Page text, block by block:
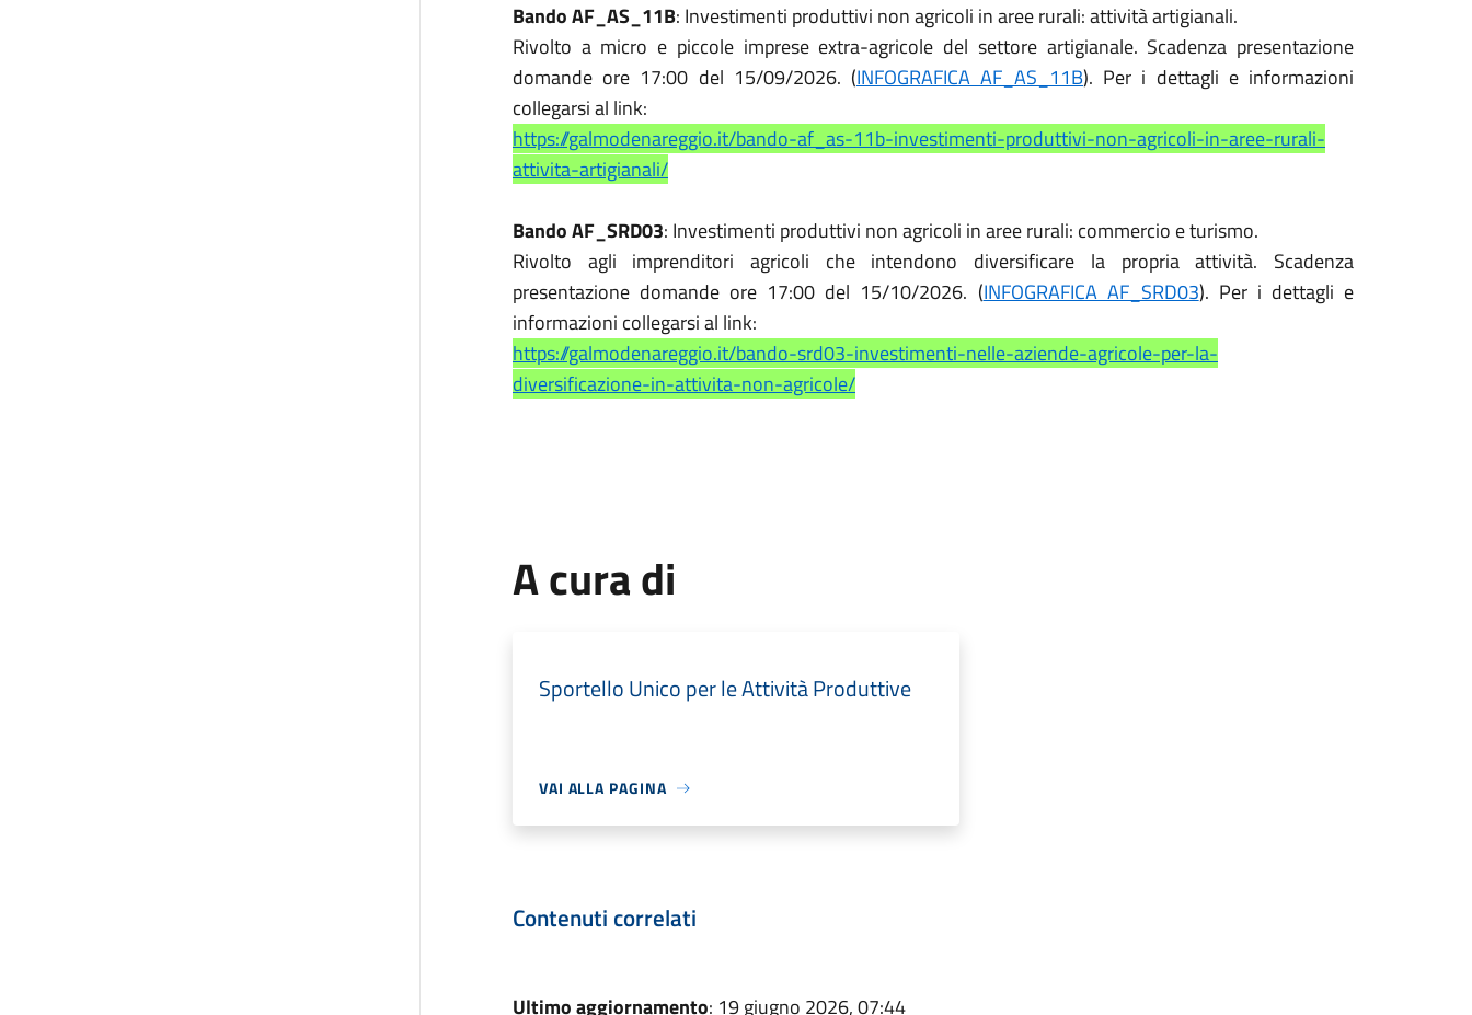
Bando AF_AS_11B: Investimenti produttivi non agricoli in aree rurali: attività artigianali.
Rivolto a micro e piccole imprese extra-agricole del settore artigianale. Scadenza presentazione
domande ore 17:00 del 15/09/2026. (INFOGRAFICA AF_AS_11B). Per i dettagli e informazioni
collegarsi al link:
https://galmodenareggio.it/bando-af_as-11b-investimenti-produttivi-non-agricoli-in-aree-rurali-
attivita-artigianali/
Bando AF_SRD03: Investimenti produttivi non agricoli in aree rurali: commercio e turismo.
Rivolto agli imprenditori agricoli che intendono diversificare la propria attività. Scadenza
presentazione domande ore 17:00 del 15/10/2026. (INFOGRAFICA AF_SRD03). Per i dettagli e
informazioni collegarsi al link:
https://galmodenareggio.it/bando-srd03-investimenti-nelle-aziende-agricole-per-la-
diversificazione-in-attivita-non-agricole/
A cura di
Sportello Unico per le Attività Produttive
VAI ALLA PAGINA
Contenuti correlati
Ultimo aggiornamento: 19 giugno 2026, 07:44